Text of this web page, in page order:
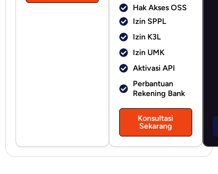
Hak Akses OSS
Izin SPPL
Izin K3L
Izin UMK
Aktivasi API
Perbantuan
Rekening Bank
Konsultasi
Sekarang